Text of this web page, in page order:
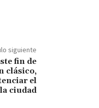
siguiente
fin de
clásico,
el
ciudad